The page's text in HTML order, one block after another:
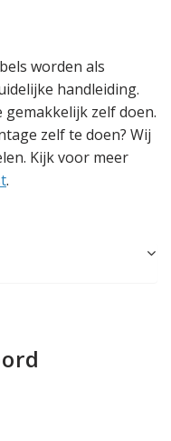
worden als
handleiding.
zelf doen.
zelf te doen? Wij
Kijk voor meer
.